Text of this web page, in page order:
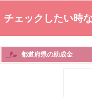
チェックしたい時
都道府県の助成金